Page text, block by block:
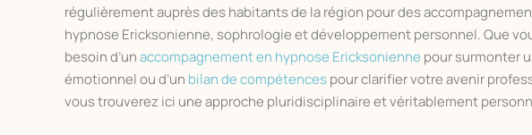
régulièrement auprès des habitants de la région pour des
hypnose Ericksonienne, sophrologie et développement personnel. Que
besoin d’unaccompagnement en hypnose Ericksonienne pour surmonter
émotionnel ou d’un bilan de compétencespour clarifier votre avenir
vous trouverez ici une approche pluridisciplinaire et véritablement